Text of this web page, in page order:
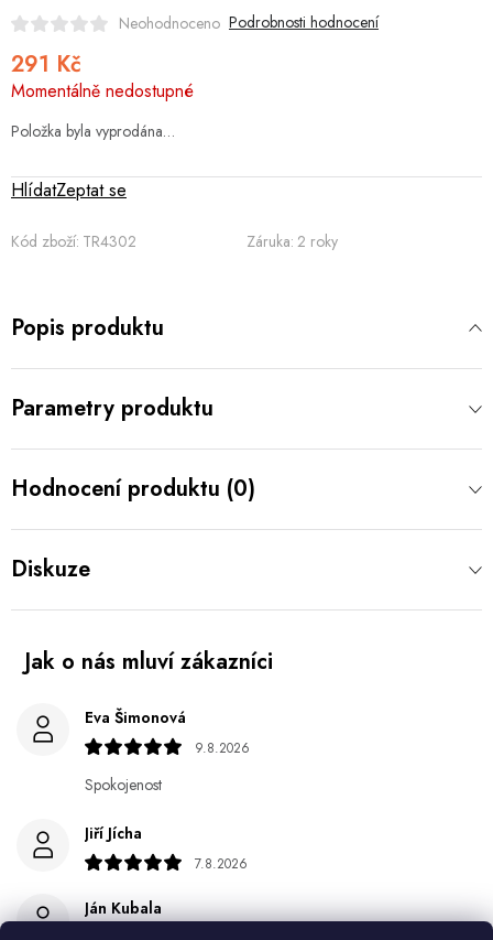
Akční ceny
Půjčovna
Vrácení a reklamace
Podmínky ochrany osobních údajů
Obchodní podmínky pro podnikatele
291 Kč
cena:
Položka byla vyprodána…
Momentálně nedostupné
Kód zboží: TR4302 Záruka: 2 roky
Zeptat se
Hlídat
Neohodnoceno Podrobnosti hodnocení
Popis produktu
Parametry produktu
Hodnocení produktu (0)
Diskuze
Eva Šimonová
9.8.2026
Spokojenost
Jiří Jícha
7.8.2026
Ján Kubala